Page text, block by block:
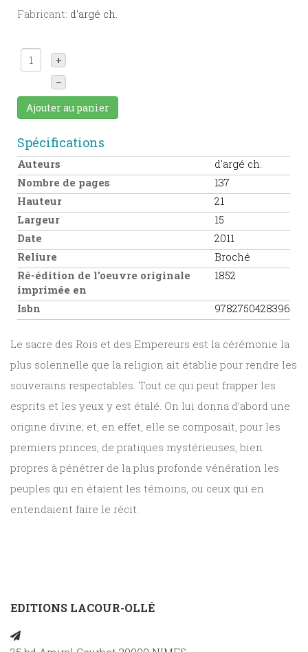
Fabricant: d'argé ch.
+
–
Ajouter au panier
Spécifications
Auteurs
d'argé ch.
Nombre de pages
137
Hauteur
21
Largeur
15
Date
2011
Reliure
Broché
Ré-édition de l'oeuvre originale
imprimée en
1852
Isbn 9782750428396
Le sacre des Rois et des Empereurs est la cérémonie la
plus solennelle que la religion ait établie pour rendre les
souverains respectables. Tout ce qui peut frapper les
esprits et les yeux y est étalé. On lui donna d'abord une
origine divine; et, en effet, elle se composait, pour les
premiers princes, de pratiques mystérieuses, bien
propres à pénétrer de la plus profonde vénération les
peuples qui en étaient les témoins, ou ceux qui en
entendaient faire le récit.
EDITIONS LACOUR-OLLÉ